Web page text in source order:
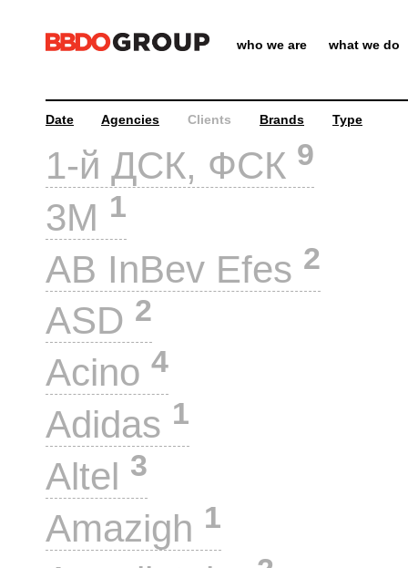
who we are what we do
Date Agencies Clients Brands Type
1-й ДСК, ФСК 9
3M 1
AB InBev Efes 2
ASD 2
Acino 4
Adidas 1
Altel 3
Amazigh 1